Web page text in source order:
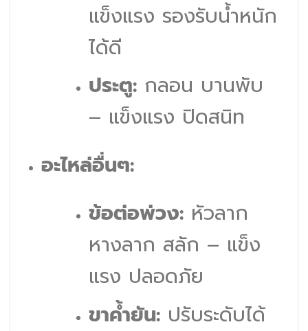
แข็งแรง รองรับน้ำหนัก
ได้ดี
ประตู:กลอน บานพับ
– แข็งแรง ปิดสนิท
อะไหล่อื่นๆ:
ข้อต่อพ่วง:หัวลาก
หางลาก สลัก – แข็ง
แรง ปลอดภัย
ขาค้ำยัน:ปรับระดับได้